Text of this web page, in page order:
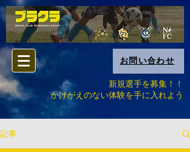
お問い合わせ
新規選手を募集！！
​かけがえのない体験を手に入れよう
記事